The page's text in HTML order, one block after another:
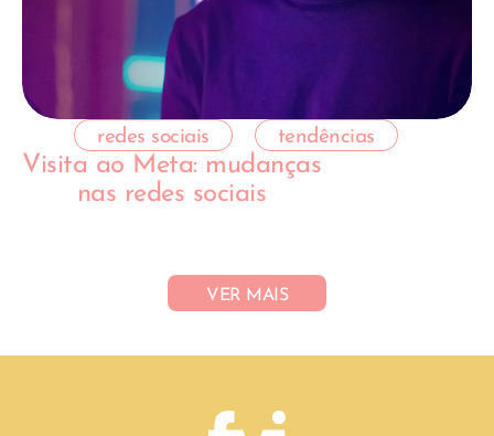
redes sociais tendências
Visita ao Meta: mudanças
nas redes sociais
VER MAIS